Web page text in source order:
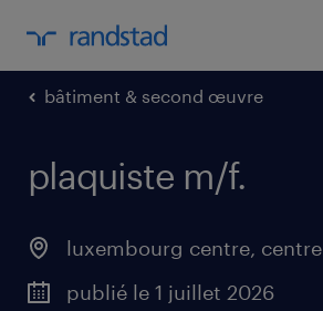
bâtiment & second œuvre
plaquiste m/f.
luxembourg centre, centre
publié le 1 juillet 2026